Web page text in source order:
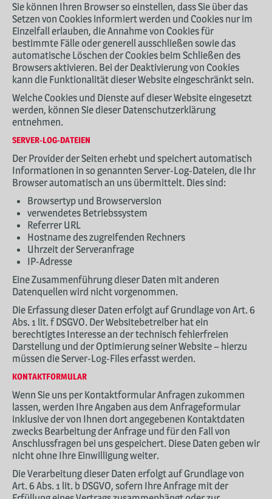
Sie können Ihren Browser so einstellen, dass Sie über das
Setzen von Cookies informiert werden und Cookies nur im
Einzelfall erlauben, die Annahme von Cookies für
bestimmte Fälle oder generell ausschließen sowie das
automatische Löschen der Cookies beim Schließen des
Browsers aktivieren. Bei der Deaktivierung von Cookies
kann die Funktionalität dieser Website eingeschränkt sein.
Welche Cookies und Dienste auf dieser Website eingesetzt
werden, können Sie dieser Datenschutzerklärung
entnehmen.
SERVER-LOG-DATEIEN
Der Provider der Seiten erhebt und speichert automatisch
Informationen in so genannten Server-Log-Dateien, die Ihr
Browser automatisch an uns übermittelt. Dies sind:
Browsertyp und Browserversion
verwendetes Betriebssystem
Referrer URL
Hostname des zugreifenden Rechners
Uhrzeit der Serveranfrage
IP-Adresse
Eine Zusammenführung dieser Daten mit anderen
Datenquellen wird nicht vorgenommen.
Die Erfassung dieser Daten erfolgt auf Grundlage von Art. 6
Abs. 1 lit. f DSGVO. Der Websitebetreiber hat ein
berechtigtes Interesse an der technisch fehlerfreien
Darstellung und der Optimierung seiner Website – hierzu
müssen die Server-Log-Files erfasst werden.
KONTAKTFORMULAR
Wenn Sie uns per Kontaktformular Anfragen zukommen
lassen, werden Ihre Angaben aus dem Anfrageformular
inklusive der von Ihnen dort angegebenen Kontaktdaten
zwecks Bearbeitung der Anfrage und für den Fall von
Anschlussfragen bei uns gespeichert. Diese Daten geben wir
nicht ohne Ihre Einwilligung weiter.
Die Verarbeitung dieser Daten erfolgt auf Grundlage von
Art. 6 Abs. 1 lit. b DSGVO, sofern Ihre Anfrage mit der